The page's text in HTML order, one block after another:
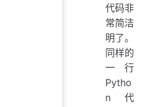
代码非
常简洁
明了。
同样的
一行
Pytho
n 代